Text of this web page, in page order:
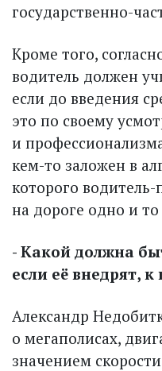
государственно-
Кроме того,
водитель должен
если до введения
это по своему
и
кем-то заложен в
которого
на дороге одно и
- Какой должна
если её внед­рят,
Александр
о мегаполисах,
значением